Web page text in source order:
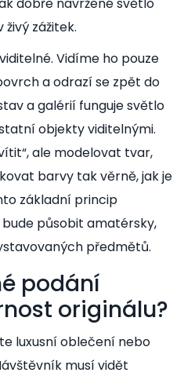
dobře navržené světlo
zážitek.
Vidíme ho pouze
a odrazí se zpět do
a galérií funguje světlo
objekty viditelnými.
ale modelovat tvar,
barvy tak věrně, jak je
základní princip
působit amatérsky,
předmětů.
podání
originálu?
luxusní oblečení nebo
musí vidět